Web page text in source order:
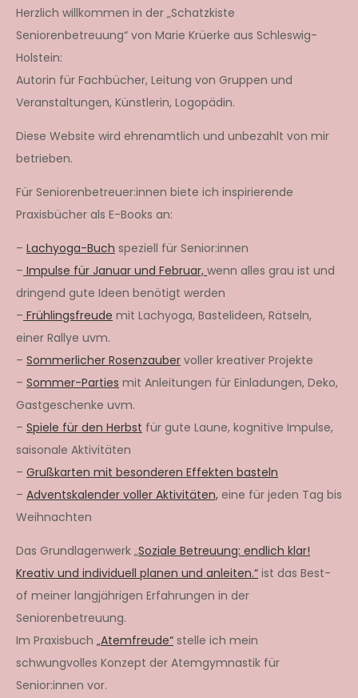
Herzlich willkommen in der „Schatzkiste
Seniorenbetreuung“ von Marie Krüerke aus Schleswig-
Holstein:
Autorin für Fachbücher, Leitung von Gruppen und
Veranstaltungen, Künstlerin, Logopädin.
Diese Website wird ehrenamtlich und unbezahlt von mir
betrieben.
Für Seniorenbetreuer:innen biete ich inspirierende
Praxisbücher als E-Books an:
– Lachyoga-Buch speziell für Senior:innen
– Impulse für Januar und Februar, wenn alles grau ist und
dringend gute Ideen benötigt werden
– Frühlingsfreude mit Lachyoga, Bastelideen, Rätseln,
einer Rallye uvm.
– Sommerlicher Rosenzauber voller kreativer Projekte
– Sommer-Parties mit Anleitungen für Einladungen, Deko,
Gastgeschenke uvm.
– Spiele für den Herbst für gute Laune, kognitive Impulse,
saisonale Aktivitäten
– Grußkarten mit besonderen Effekten basteln
– Adventskalender voller Aktivitäten, eine für jeden Tag bis
Weihnachten
Das Grundlagenwerk „Soziale Betreuung: endlich klar!
Kreativ und individuell planen und anleiten.“ ist das Best-
of meiner langjährigen Erfahrungen in der
Seniorenbetreuung.
Im Praxisbuch „Atemfreude“ stelle ich mein
schwungvolles Konzept der Atemgymnastik für
Senior:innen vor.